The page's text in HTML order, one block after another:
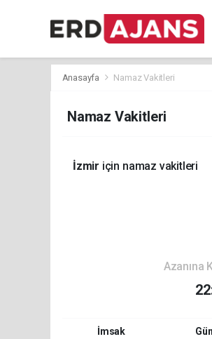
Anasayfa Namaz Vakitleri
Namaz Vakitleri
İzmir için namaz vakitleri
Azanına
İmsak